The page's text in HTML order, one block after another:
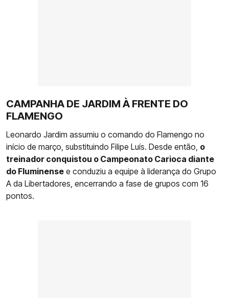
CAMPANHA DE JARDIM À FRENTE DO
FLAMENGO
Leonardo Jardim assumiu o comando do Flamengo no
início de março, substituindo Filipe Luís. Desde então, o
treinador conquistou o Campeonato Carioca diante
do Fluminense e conduziu a equipe à liderança do Grupo
A da Libertadores, encerrando a fase de grupos com 16
pontos.